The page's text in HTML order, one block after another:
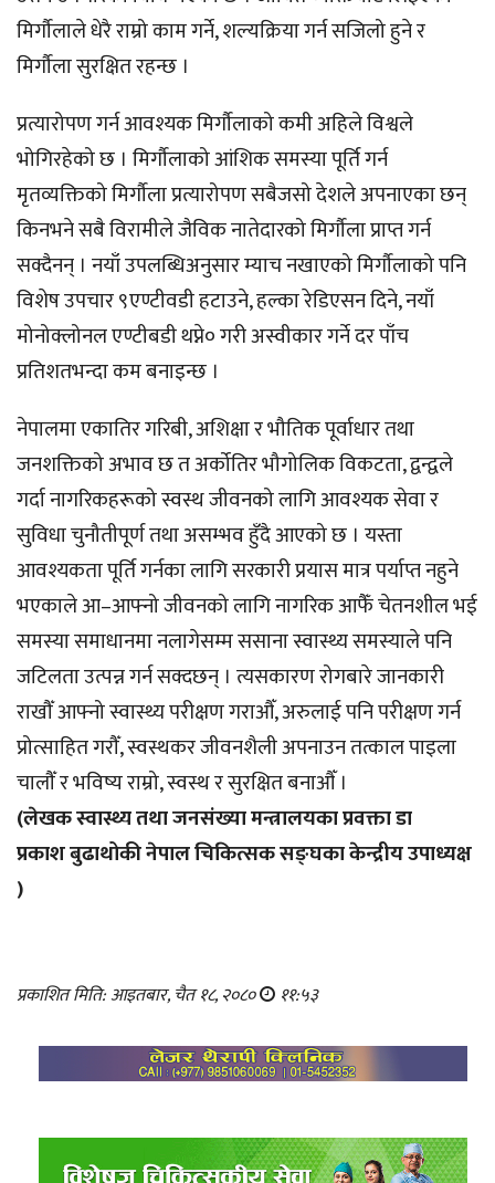
मिर्गौलाले धेरै राम्रो काम गर्ने, शल्यक्रिया गर्न सजिलो हुने र
मिर्गौला सुरक्षित रहन्छ ।
प्रत्यारोपण गर्न आवश्यक मिर्गौलाको कमी अहिले विश्वले
भोगिरहेको छ । मिर्गौलाको आंशिक समस्या पूर्ति गर्न
मृतव्यक्तिको मिर्गौला प्रत्यारोपण सबैजसो देशले अपनाएका छन्
किनभने सबै विरामीले जैविक नातेदारको मिर्गौला प्राप्त गर्न
सक्दैनन् । नयाँ उपलब्धिअनुसार म्याच नखाएको मिर्गौलाको पनि
विशेष उपचार ९एण्टीवडी हटाउने, हल्का रेडिएसन दिने, नयाँ
मोनोक्लोनल एण्टीबडी थप्ने० गरी अस्वीकार गर्ने दर पाँच
प्रतिशतभन्दा कम बनाइन्छ ।
नेपालमा एकातिर गरिबी, अशिक्षा र भौतिक पूर्वाधार तथा
जनशक्तिको अभाव छ त अर्कोतिर भौगोलिक विकटता, द्वन्द्वले
गर्दा नागरिकहरूको स्वस्थ जीवनको लागि आवश्यक सेवा र
सुविधा चुनौतीपूर्ण तथा असम्भव हुँदै आएको छ । यस्ता
आवश्यकता पूर्ति गर्नका लागि सरकारी प्रयास मात्र पर्याप्त नहुने
भएकाले आ–आफ्नो जीवनको लागि नागरिक आफैँ चेतनशील भई
समस्या समाधानमा नलागेसम्म ससाना स्वास्थ्य समस्याले पनि
जटिलता उत्पन्न गर्न सक्दछन् । त्यसकारण रोगबारे जानकारी
राखौँ आफ्नो स्वास्थ्य परीक्षण गराऔँ, अरुलाई पनि परीक्षण गर्न
प्रोत्साहित गरौँ, स्वस्थकर जीवनशैली अपनाउन तत्काल पाइला
चालौँ र भविष्य राम्रो, स्वस्थ र सुरक्षित बनाऔँ ।
(लेखक स्वास्थ्य तथा जनसंख्या मन्त्रालयका प्रवक्ता डा
प्रकाशबुढाथोकी नेपाल चिकित्सक सङ्घका केन्द्रीय उपाध्यक्ष
)
प्रकाशित मिति: आइतबार, चैत १८, २०८० ११:५३